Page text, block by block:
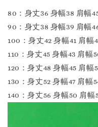
80：身丈36 身幅38 肩幅
90：身丈38 身幅39 肩幅
100：身丈42 身幅41 肩幅
110：身丈45 身幅43 肩幅
120：身丈48 身幅45 肩幅
130：身丈52 身幅47 肩幅
140：身丈56 身幅50 肩幅